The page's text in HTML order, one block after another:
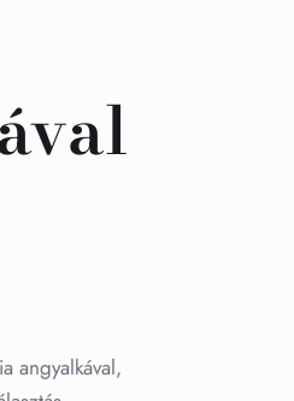
angyalkával,